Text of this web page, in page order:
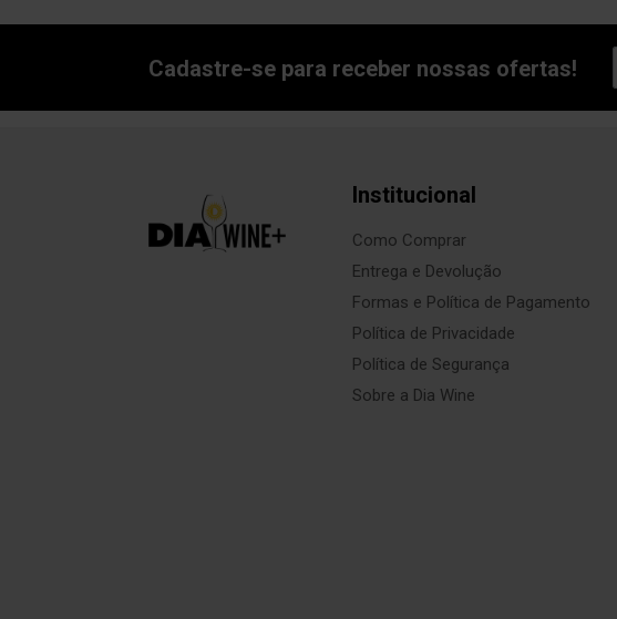
Cadastre-se para receber nossas ofertas!
Institucional
Como Comprar
Entrega e Devolução
Formas e Política de Pagamento
Política de Privacidade
Política de Segurança
Sobre a Dia Wine